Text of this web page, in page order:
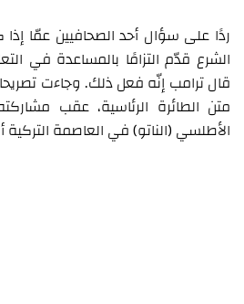
ردًا على سؤال أحد الصحافيين عمّا
الشرع قدّم التزامًا بالمساعدة في
قال ترامب إنّه فعل ذلك. وجاءت
متن الطائرة الرئاسية، عقب
الأطلسي (الناتو) في العاصمة التركية